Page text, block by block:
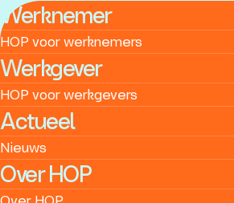
Werknemer
HOP voor werknemers
Werkgever
HOP voor werkgevers
Actueel
Nieuws
Over HOP